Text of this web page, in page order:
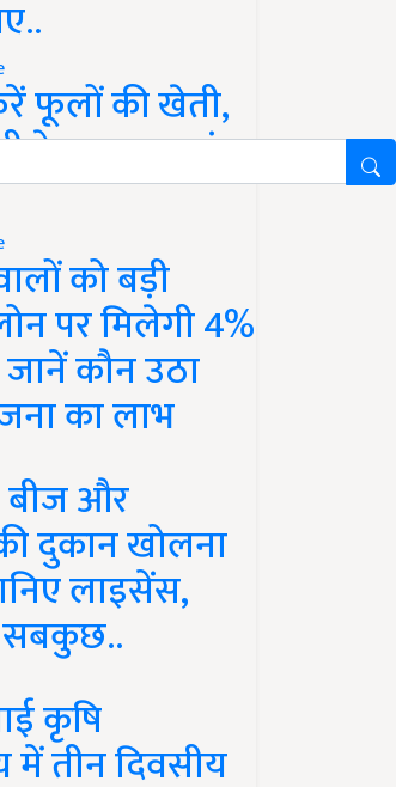
फूलों की खेती,
के साथ कमाएं
को बड़ी
पर मिलेगी 4%
कौन उठा
का लाभ
बीज और
दुकान खोलना
लाइसेंस,
सबकुछ..
कृषि
में तीन दिवसीय